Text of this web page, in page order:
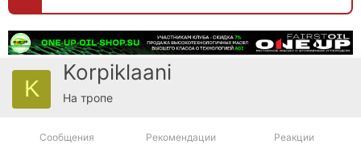
K
Korpiklaani
На тропе
Сообщения Рекомендации Реакции